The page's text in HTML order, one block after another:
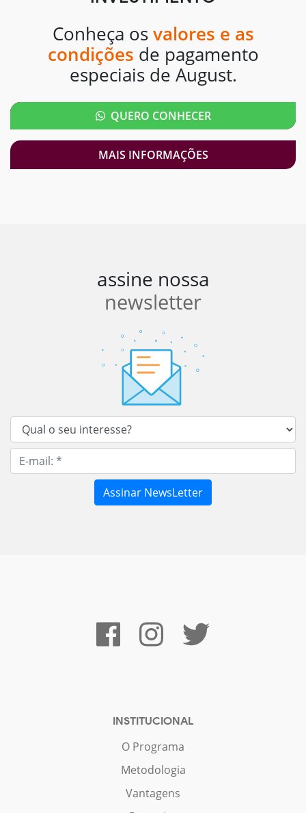
Conheça os valores e as
condições de pagamento
especiais de August.
QUERO CONHECER
MAIS INFORMAÇÕES
assine nossa
newsletter
INSTITUCIONAL
O Programa
Metodologia
Vantagens